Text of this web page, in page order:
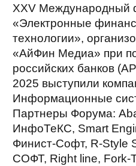
XXV Международный
«Электронные
технологии»,
«АйФин Медиа» при
российских банков
2025 выступили
Информационные
Партнеры Форума:
ИнфоТеКС, Smart
Финист-Софт, R-Style
СОФТ, Right line, Fork-